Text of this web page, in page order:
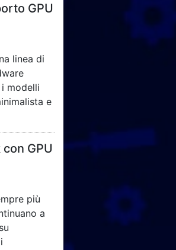
GPU
linea di
modelli
e
GPU
più
a